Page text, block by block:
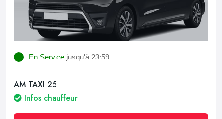
En Service jusqu'à 23:59
AM TAXI 25
Infos chauffeur